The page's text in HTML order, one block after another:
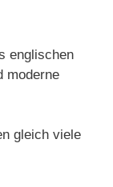
englischen
moderne
gleich viele